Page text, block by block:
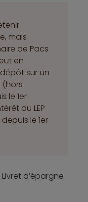
10
millions
€
10
millions
€
mais
de Pacs
en
sur un
(hors
le 1er
du LEP
le 1er
d’épargne